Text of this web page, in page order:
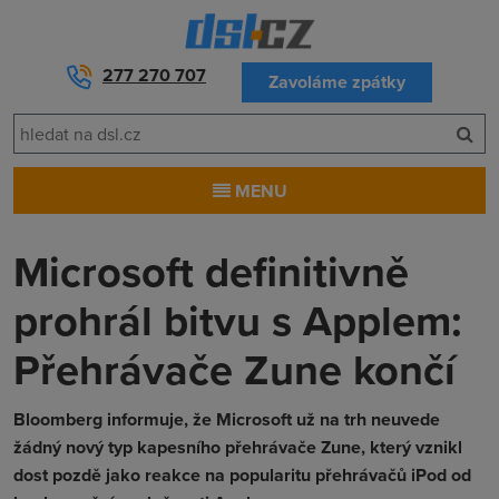
277 270 707 Zavoláme zpátky
MENU
Microsoft definitivně
prohrál bitvu s Applem:
Přehrávače Zune končí
Bloomberg informuje, že Microsoft už na trh neuvede
žádný nový typ kapesního přehrávače Zune, který vznikl
dost pozdě jako reakce na popularitu přehrávačů iPod od